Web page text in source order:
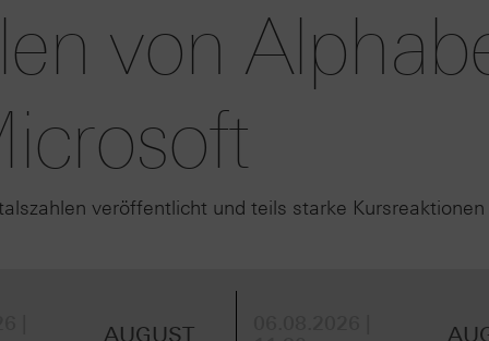
von
veröffentlicht und teils starke Kursreaktionen
AUGUST